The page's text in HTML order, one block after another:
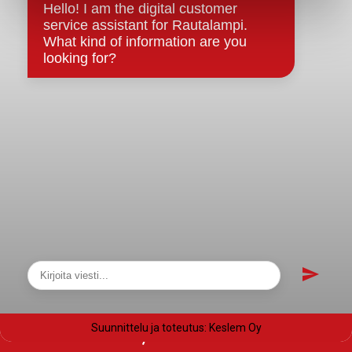
Saavutettavuusseloste
Tietosuoja
Tietosuojaselosteet
Näytä sivukartta